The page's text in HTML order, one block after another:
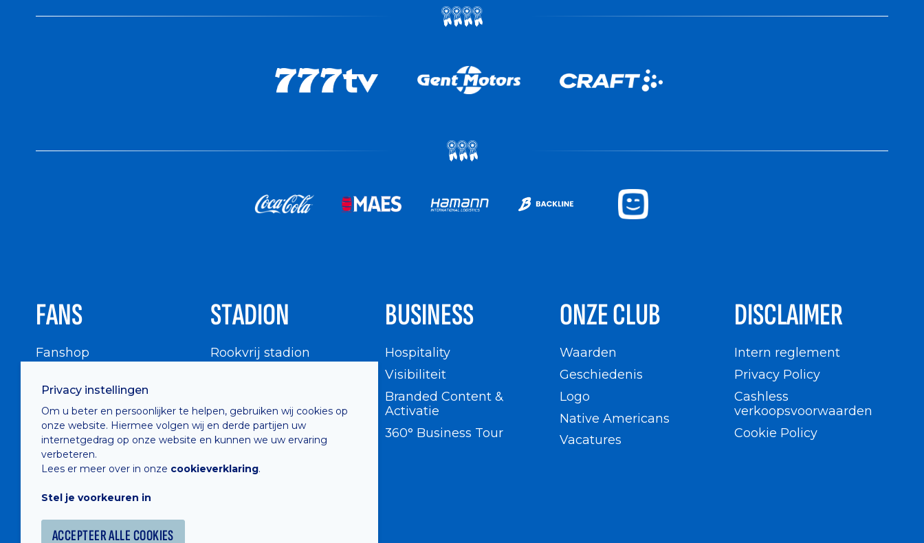
Privacy instellingen
Om u beter en persoonlijker te helpen, gebruiken wij cookies op
onze website. Hiermee volgen wij en derde partijen uw
internetgedrag op onze website en kunnen we uw ervaring
verbeteren.
Lees er meer over in onze cookieverklaring.
Stel je voorkeuren in
ACCEPTEER ALLE COOKIES
FANS
Fanshop
Supportersraad
Buffalo Kids Club
Supportersfederatie
Supportersclubs
Fotoalbums
STADION
Rookvrij stadion
BUSINESS
Hospitality
Visibiliteit
Branded Content &
Activatie
360° Business Tour
ONZE CLUB
Waarden
Geschiedenis
Logo
Native Americans
Vacatures
DISCLAIMER
Intern reglement
Privacy Policy
Cashless
verkoopsvoorwaarden
Cookie Policy